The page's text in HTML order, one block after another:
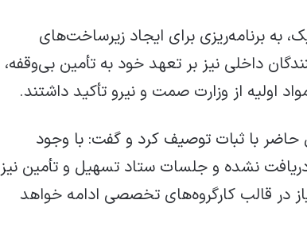
به برنامه‌ریزی برای ایجاد زیرساخت‌های
داخلی نیز بر تعهد خود به تأمین بی‌وقفه،
اولیه از وزارت صمت و نیرو تأکید داشتند.
با ثبات توصیف کرد و گفت: با وجود
نشده و جلسات ستاد تسهیل و تأمین نیز
در قالب کارگروه‌های تخصصی ادامه خواهد